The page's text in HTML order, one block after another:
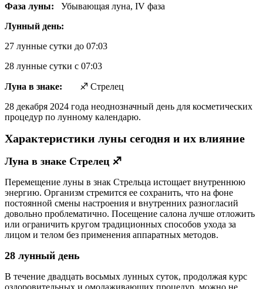
Фаза луны:
Убывающая луна, IV фаза
Лунный день:
27 лунные сутки до 07:03
28 лунные сутки c 07:03
Луна в знаке:
♐ Стрелец
28 декабря 2024 года неоднозначный день для косметических
процедур по лунному календарю.
Характеристики луны сегодня и их влияние
Луна в знаке Стрелец ♐
Перемещение луны в знак Стрельца истощает внутреннюю
энергию. Организм стремится ее сохранить, что на фоне
постоянной смены настроения и внутренних разногласий
довольно проблематично. Посещение салона лучше отложить
или ограничить кругом традиционных способов ухода за
лицом и телом без применения аппаратных методов.
28 лунный день
В течение двадцать восьмых лунных суток, продолжая курс
оздоровительных и омолаживающих процедур, можно не